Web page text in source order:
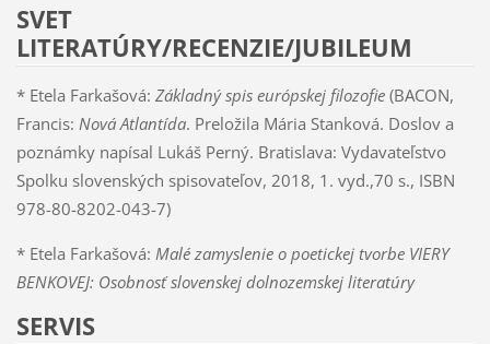
SVET
LITERATÚRY/RECENZIE/JUBILEUM
* Etela Farkašová: Základný spis európskej filozofie(BACON,
Francis: Nová Atlantída. Preložila Mária Stanková. Doslov a
poznámky napísal Lukáš Perný. Bratislava: Vydavateľstvo
Spolku slovenských spisovateľov, 2018, 1. vyd.,70 s., ISBN
978-80-8202-043-7)
* Etela Farkašová: Malé zamyslenie o poetickej tvorbe VIERY
BENKOVEJ: Osobnosť slovenskej dolnozemskej literatúry
SERVIS